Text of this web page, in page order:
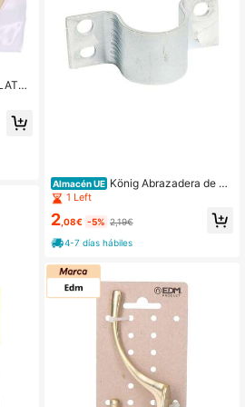
Almacén UE König Abrazadera de m
ástil de acero galvanizado de 42 m
m
1 Left
2 ,08€ -5% 2,19€
4-7 días hábiles